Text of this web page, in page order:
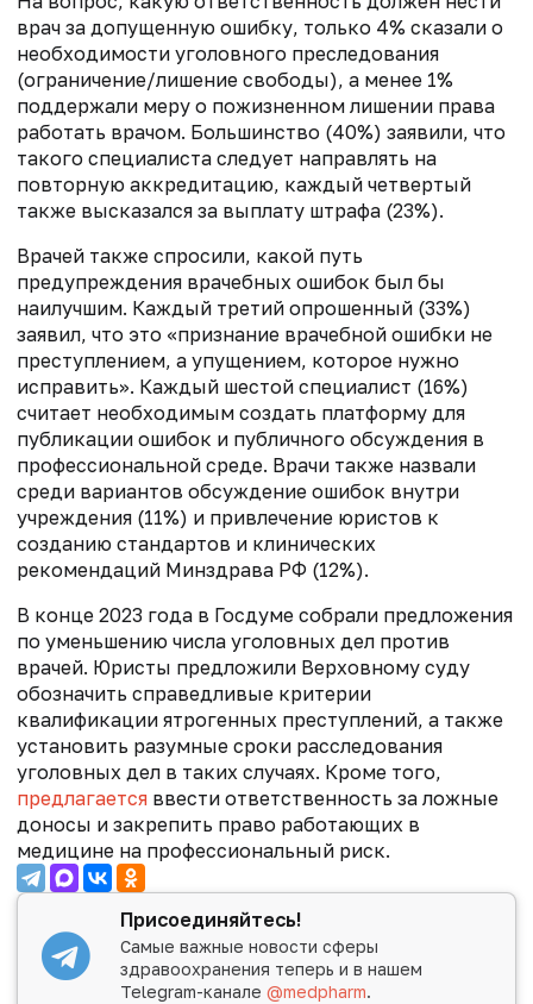
врач за допущенную ошибку, только 4% сказали о
необходимости уголовного преследования
(ограничение/лишение свободы), а менее 1%
поддержали меру о пожизненном лишении права
работать врачом. Большинство (40%) заявили, что
такого специалиста следует направлять на
повторную аккредитацию, каждый четвертый
также высказался за выплату штрафа (23%).
Врачей также спросили, какой путь
предупреждения врачебных ошибок был бы
наилучшим. Каждый третий опрошенный (33%)
заявил, что это «признание врачебной ошибки не
преступлением, а упущением, которое нужно
исправить». Каждый шестой специалист (16%)
считает необходимым создать платформу для
публикации ошибок и публичного обсуждения в
профессиональной среде. Врачи также назвали
среди вариантов обсуждение ошибок внутри
учреждения (11%) и привлечение юристов к
созданию стандартов и клинических
рекомендаций Минздрава РФ (12%).
В конце 2023 года в Госдуме собрали предложения
по уменьшению числа уголовных дел против
врачей. Юристы предложили Верховному суду
обозначить справедливые критерии
квалификации ятрогенных преступлений, а также
установить разумные сроки расследования
уголовных дел в таких случаях. Кроме того,
предлагается ввести ответственность за ложные
доносы и закрепить право работающих в
медицине на профессиональный риск.
Присоединяйтесь!
Самые важные новости сферы
здравоохранения теперь и в нашем
Telegram-канале@medpharm.